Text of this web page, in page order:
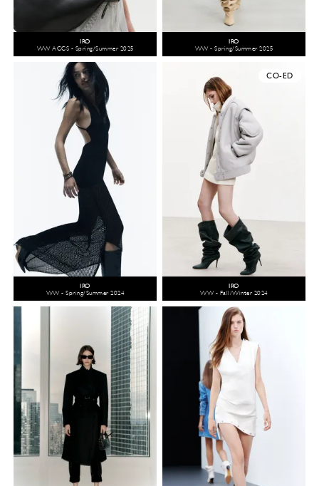
IRO
WW ACCS - Spring/Summer 2025
IRO
WW - Spring/Summer 2025
IRO
WW - Spring/Summer 2024
CO-ED
IRO
WW - Fall/Winter 2024